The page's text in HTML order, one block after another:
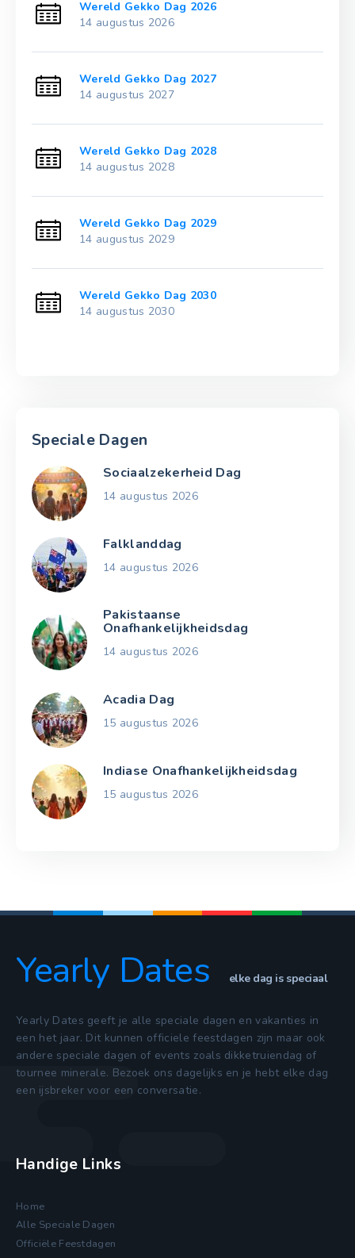
Wereld Gekko Dag 2026
14 augustus 2026
Wereld Gekko Dag 2027
14 augustus 2027
Wereld Gekko Dag 2028
14 augustus 2028
Wereld Gekko Dag 2029
14 augustus 2029
Wereld Gekko Dag 2030
14 augustus 2030
Speciale Dagen
Sociaalzekerheid Dag
14 augustus 2026
Falklanddag
14 augustus 2026
Pakistaanse
Onafhankelijkheidsdag
14 augustus 2026
Acadia Dag
15 augustus 2026
Indiase Onafhankelijkheidsdag
15 augustus 2026
Yearly Dates elke dag is speciaal
Yearly Dates geeft je alle speciale dagen en vakanties in
een het jaar. Dit kunnen officiele feestdagen zijn maar ook
andere speciale dagen of events zoals dikketruiendag of
tournee minerale. Bezoek ons dagelijks en je hebt elke dag
een ijsbreker voor een conversatie.
Handige Links
Home
Alle Speciale Dagen
Officiële Feestdagen